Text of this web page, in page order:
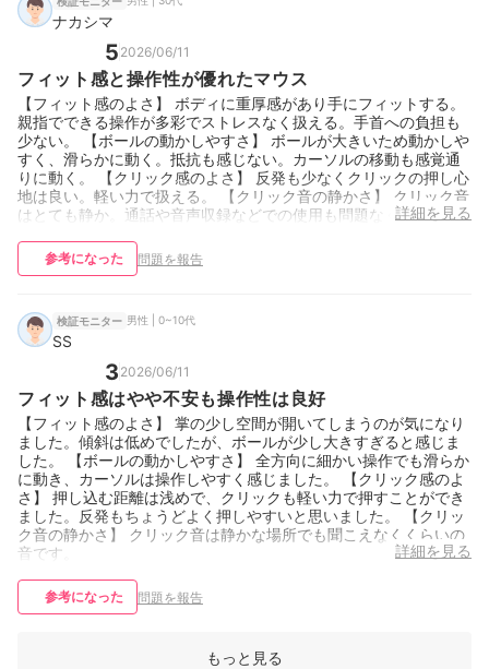
ナカシマ
5 2026/06/11
フィット感と操作性が優れたマウス
【フィット感のよさ】 ボディに重厚感があり手にフィットする。
親指でできる操作が多彩でストレスなく扱える。手首への負担も
少ない。 【ボールの動かしやすさ】 ボールが大きいため動かしや
すく、滑らかに動く。抵抗も感じない。カーソルの移動も感覚通
りに動く。 【クリック感のよさ】 反発も少なくクリックの押し心
地は良い。軽い力で扱える。 【クリック音の静かさ】 クリック音
はとても静か。通話や音声収録などでの使用も問題なく行える。
詳細を見る
参考になった 問題を報告
検証モニター 男性 | 0~10代
SS
3 2026/06/11
フィット感はやや不安も操作性は良好
【フィット感のよさ】 掌の少し空間が開いてしまうのが気になり
ました。傾斜は低めでしたが、ボールが少し大きすぎると感じま
した。 【ボールの動かしやすさ】 全方向に細かい操作でも滑らか
に動き、カーソルは操作しやすく感じました。 【クリック感のよ
さ】 押し込む距離は浅めで、クリックも軽い力で押すことができ
ました。反発もちょうどよく押しやすいと思いました。 【クリッ
ク音の静かさ】 クリック音は静かな場所でも聞こえなくくらいの
音です。
詳細を見る
参考になった 問題を報告
もっと見る